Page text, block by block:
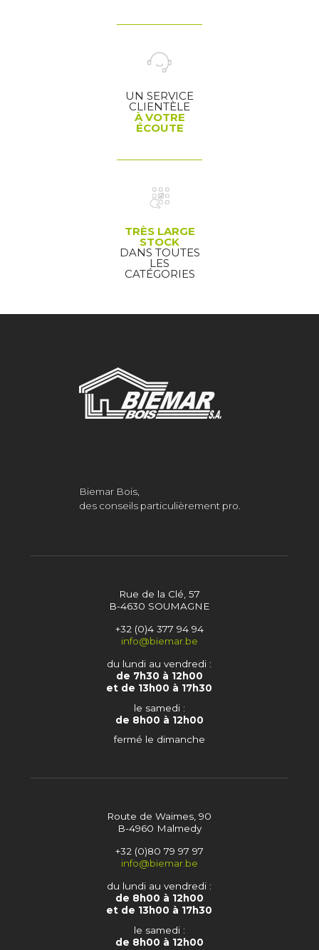
UN SERVICE
CLIENTÈLE
À VOTRE
ÉCOUTE
TRÈS LARGE
STOCK
DANS TOUTES
LES
CATÉGORIES
Biemar Bois,
des conseils particulièrement pro.
Rue de la Clé, 57
B-4630 SOUMAGNE
+32 (0)4 377 94 94
info@biemar.be
du lundi au vendredi :
de 7h30 à 12h00
et de 13h00 à 17h30
le samedi :
de 8h00 à 12h00
fermé le dimanche
Route de Waimes, 90
B-4960 Malmedy
+32 (0)80 79 97 97
info@biemar.be
du lundi au vendredi :
de 8h00 à 12h00
et de 13h00 à 17h30
le samedi :
de 8h00 à 12h00